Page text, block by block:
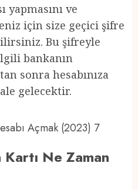
yapmasını ve
için size geçici şifre
Bu şifreyle
bankanın
sonra hesabınıza
gelecektir.
Açmak (2023) 7
Kartı Ne Zaman